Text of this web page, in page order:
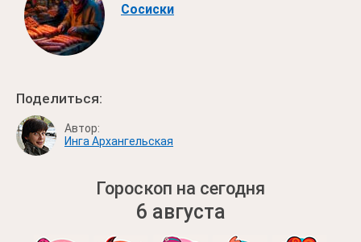
Сосиски
Поделиться:
Автор:
Инга Архангельская
Гороскоп на сегодня
6 августа